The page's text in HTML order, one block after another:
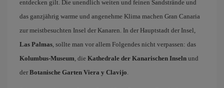
entdecken gilt. Die unendlich weiten und feinen Sandstrände und
das ganzjährig warme und angenehme Klima machen Gran Canaria
zur meistbesuchten Insel der Kanaren. In der Hauptstadt der Insel,
Las Palmas, sollte man vor allem Folgendes nicht verpassen: das
Kolumbus-Museum, die Kathedrale der Kanarischen Inseln und
der Botanische Garten Viera y Clavijo.